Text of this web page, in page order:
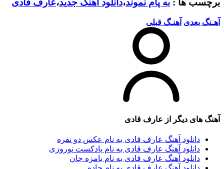
برچسب ها : به پام نموند،دانلود آهنگ جدید،عارف قادی
آهـنگ بعدی آهنـگ قبلی
آهنگ های دیگر از عارف قادی
دانلود آهنگ عارف قادی به نام عکس دو نفره
دانلود آهنگ عارف قادی به نام پادکست نوروزی
دانلود آهنگ عارف قادی به نام بامزه جان